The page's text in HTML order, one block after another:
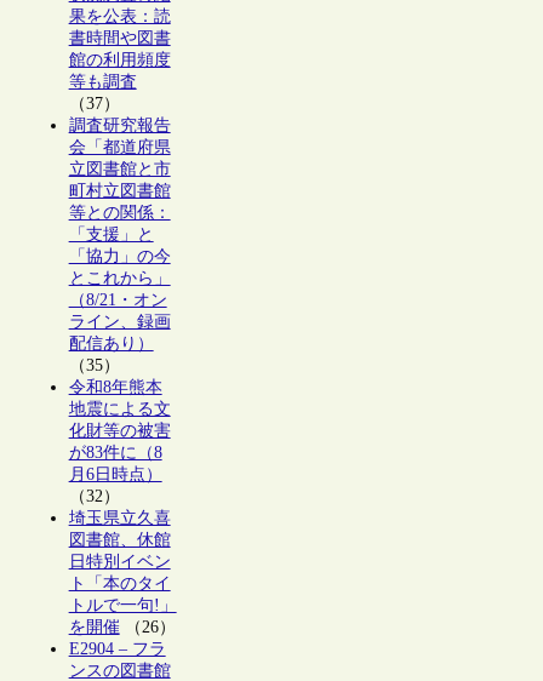
果を公表：読
書時間や図書
館の利用頻度
等も調査
（37）
調査研究報告
会「都道府県
立図書館と市
町村立図書館
等との関係：
「支援」と
「協力」の今
とこれから」
（8/21・オン
ライン、録画
配信あり）
（35）
令和8年熊本
地震による文
化財等の被害
が83件に（8
月6日時点）
（32）
埼玉県立久喜
図書館、休館
日特別イベン
ト「本のタイ
トルで一句!」
を開催（26）
E2904 – フラ
ンスの図書館